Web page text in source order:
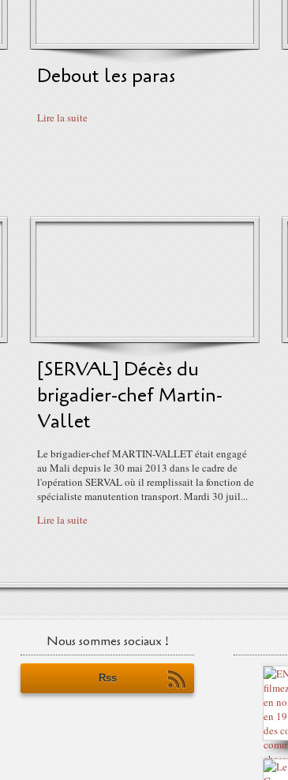
Debout les paras
Lire la suite
[SERVAL] Décès du
brigadier-chef Martin-
Vallet
Le brigadier-chef MARTIN-VALLET était engagé
au Mali depuis le 30 mai 2013 dans le cadre de
l'opération SERVAL où il remplissait la fonction de
spécialiste manutention transport. Mardi 30 juil...
Lire la suite
Nous sommes sociaux !
Rss